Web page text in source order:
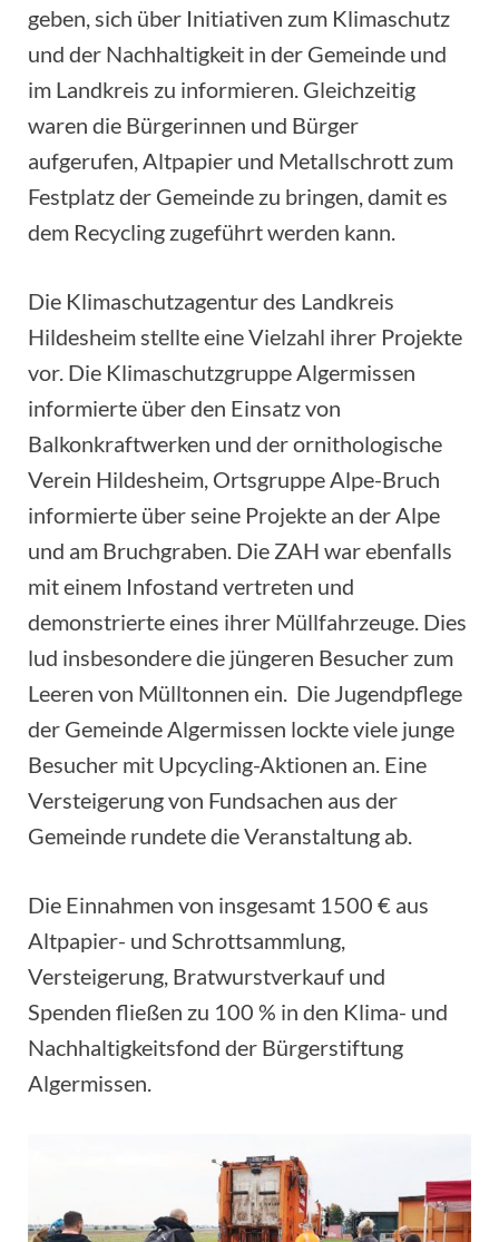
geben, sich über Initiativen zum Klimaschutz
und der Nachhaltigkeit in der Gemeinde und
im Landkreis zu informieren. Gleichzeitig
waren die Bürgerinnen und Bürger
aufgerufen, Altpapier und Metallschrott zum
Festplatz der Gemeinde zu bringen, damit es
dem Recycling zugeführt werden kann.
Die Klimaschutzagentur des Landkreis
Hildesheim stellte eine Vielzahl ihrer Projekte
vor. Die Klimaschutzgruppe Algermissen
informierte über den Einsatz von
Balkonkraftwerken und der ornithologische
Verein Hildesheim, Ortsgruppe Alpe-Bruch
informierte über seine Projekte an der Alpe
und am Bruchgraben. Die ZAH war ebenfalls
mit einem Infostand vertreten und
demonstrierte eines ihrer Müllfahrzeuge. Dies
lud insbesondere die jüngeren Besucher zum
Leeren von Mülltonnen ein. Die Jugendpflege
der Gemeinde Algermissen lockte viele junge
Besucher mit Upcycling-Aktionen an. Eine
Versteigerung von Fundsachen aus der
Gemeinde rundete die Veranstaltung ab.
Die Einnahmen von insgesamt 1500 € aus
Altpapier- und Schrottsammlung,
Versteigerung, Bratwurstverkauf und
Spenden fließen zu 100 % in den Klima- und
Nachhaltigkeitsfond der Bürgerstiftung
Algermissen.